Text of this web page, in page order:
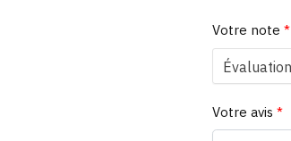
Votre note *
Votre avis *